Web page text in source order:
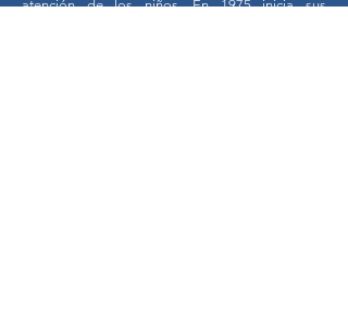
atención de los niños. En 1975 inicia sus